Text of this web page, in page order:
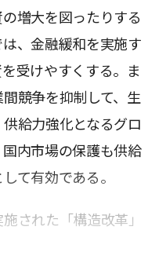
増大を図ったりする
、金融緩和を実施す
受けやすくする。ま
競争を抑制して、生
給力強化となるグロ
内市場の保護も供給
て有効である。
された「構造改革」